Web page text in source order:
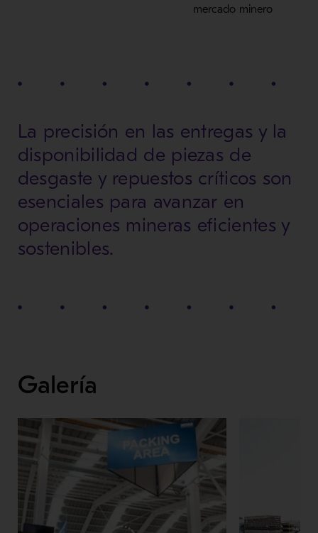
mercado minero
La precisión en las entregas y la
disponibilidad de piezas de
desgaste y repuestos críticos son
esenciales para avanzar en
operaciones mineras eficientes y
sostenibles.
Galería